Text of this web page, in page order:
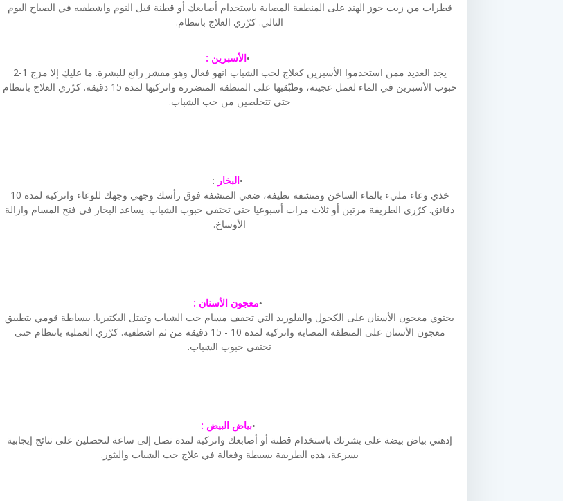
قطرات من زيت جوز الهند على المنطقة المصابة باستخدام أصابعك أو قطنة قبل النوم واشطفيه في الصباح اليوم
التالي. كرّري العلاج بانتظام.
الأسبرين :
يجد العديد ممن استخدموا الأسبرين كعلاج لحب الشباب انهو فعال وهو مقشر رائع للبشرة. ما عليكِ إلا مزج 1-2
حبوب الأسبرين في الماء لعمل عجينة، وطبّقيها على المنطقة المتضررة واتركيها لمدة 15 دقيقة. كرّري العلاج بانتظام
حتى تتخلصين من حب الشباب.
البخار :
خذي وعاء مليء بالماء الساخن ومنشفة نظيفة، ضعي المنشفة فوق رأسك وجهي وجهك للوعاء واتركيه لمدة 10
دقائق. كرّري الطريقة مرتين أو ثلاث مرات أسبوعيا حتى تختفي حبوب الشباب. يساعد البخار في فتح المسام وازالة
الأوساخ.
معجون الأسنان :
يحتوي معجون الأسنان على الكحول والفلوريد التي تجفف مسام حب الشباب وتقتل البكتيريا. ببساطة قومي بتطبيق
معجون الأسنان على المنطقة المصابة واتركيه لمدة 10 - 15 دقيقة من ثم اشطفيه. كرّري العملية بانتظام حتى
تختفي حبوب الشباب.
بياض البيض :
إدهني بياض بيضة على بشرتك باستخدام قطنة أو أصابعك واتركيه لمدة تصل إلى ساعة لتحصلين على نتائج إيجابية
بسرعة، هذه الطريقة بسيطة وفعالة في علاج حب الشباب والبثور.